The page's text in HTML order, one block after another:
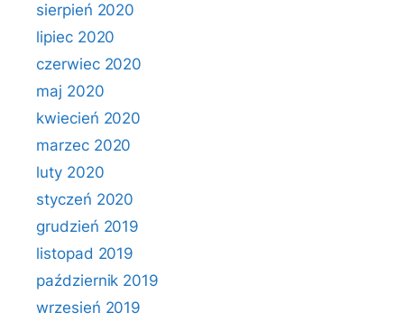
sierpień 2020
lipiec 2020
czerwiec 2020
maj 2020
kwiecień 2020
marzec 2020
luty 2020
styczeń 2020
grudzień 2019
listopad 2019
październik 2019
wrzesień 2019